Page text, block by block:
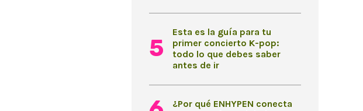
Esta es la guía para tu
primer concierto K-pop:
todo lo que debes saber
antes de ir
¿Por qué ENHYPEN conecta